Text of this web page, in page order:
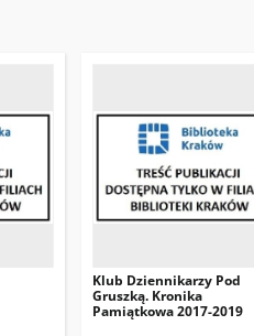
Klub Dziennikarzy Pod
Gruszką. Kronika
Pamiątkowa 2017-2019